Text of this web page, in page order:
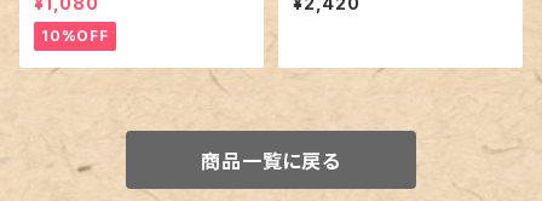
10%OFF
商品一覧に戻る